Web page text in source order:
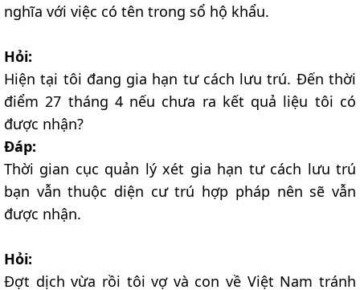
nghĩa với việc có tên trong sổ hộ khẩu.
Hỏi:
Hiện tại tôi đang gia hạn tư cách lưu trú. Đến thời
điểm 27 tháng 4 nếu chưa ra kết quả liệu tôi có
được nhận?
Đáp:
Thời gian cục quản lý xét gia hạn tư cách lưu trú
bạn vẫn thuộc diện cư trú hợp pháp nên sẽ vẫn
được nhận.
Hỏi:
Đợt dịch vừa rồi tôi vợ và con về Việt Nam tránh